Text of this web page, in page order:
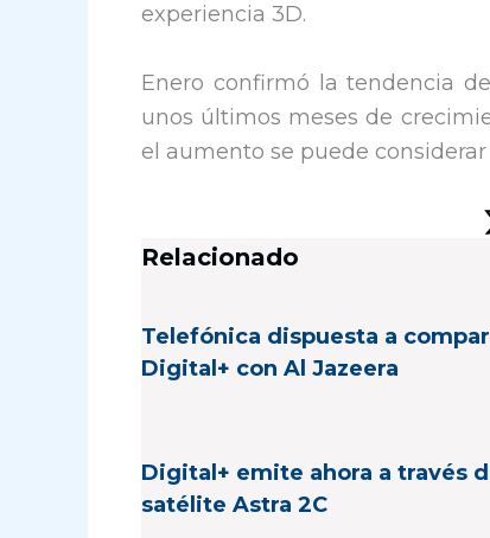
experiencia 3D.
Enero confirmó la tendencia
unos últimos meses de
el aumento se puede
Relacionado
Telefónica dispuesta a
Digital+ con Al Jazeera
Digital+ emite ahora a través
satélite Astra 2C